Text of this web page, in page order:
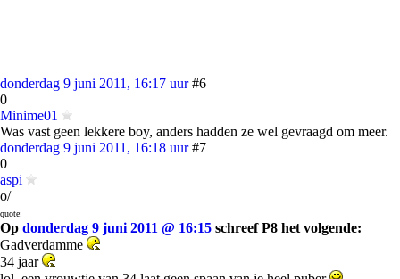
donderdag 9 juni 2011, 16:17 uur #6
0
Minime01
Was vast geen lekkere boy, anders hadden ze wel gevraagd om meer.
donderdag 9 juni 2011, 16:18 uur #7
0
aspi
o/
quote:
Op donderdag 9 juni 2011 @ 16:15 schreef P8 het volgende:
Gadverdamme
34 jaar